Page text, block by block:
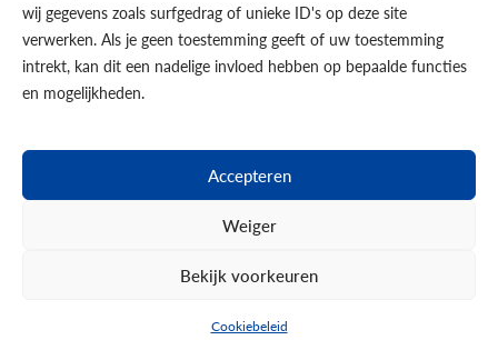
wij gegevens zoals surfgedrag of unieke ID's op deze site
verwerken. Als je geen toestemming geeft of uw toestemming
intrekt, kan dit een nadelige invloed hebben op bepaalde functies
en mogelijkheden.
Accepteren
Weiger
Bekijk voorkeuren
Cookiebeleid
Infrastructuur
Algemeen
Contact opnemen
Events